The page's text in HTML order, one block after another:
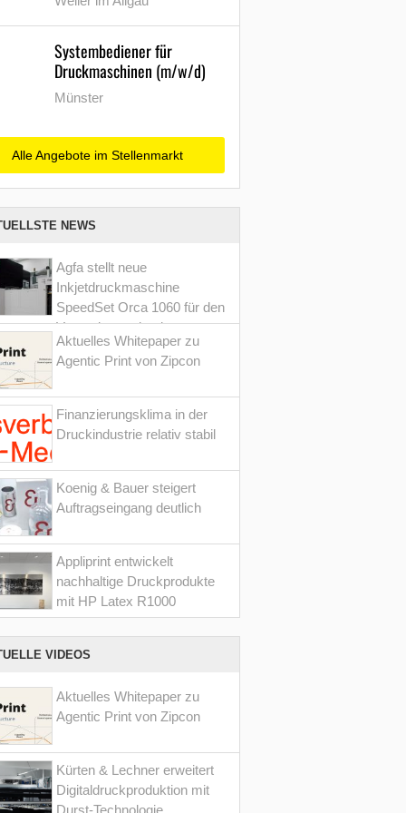
Systembediener für
Druckmaschinen (m/w/d)
Münster
Alle Angebote im Stellenmarkt
NEWS
Agfa stellt neue
Inkjetdruckmaschine
SpeedSet Orca 1060 für den
Verpackungsdruck vor
Aktuelles Whitepaper zu
Agentic Print von Zipcon
Finanzierungsklima in der
Druckindustrie relativ stabil
Koenig & Bauer steigert
Auftragseingang deutlich
Appliprint entwickelt
nachhaltige Druckprodukte
mit HP Latex R1000
VIDEOS
Aktuelles Whitepaper zu
Agentic Print von Zipcon
Kürten & Lechner erweitert
Digitaldruckproduktion mit
Durst-Technologie